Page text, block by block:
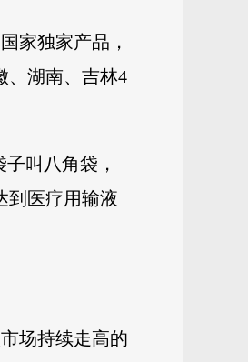
家独家产品，
、湖南、吉林4
叫八角袋，
到医疗用输液
场持续走高的